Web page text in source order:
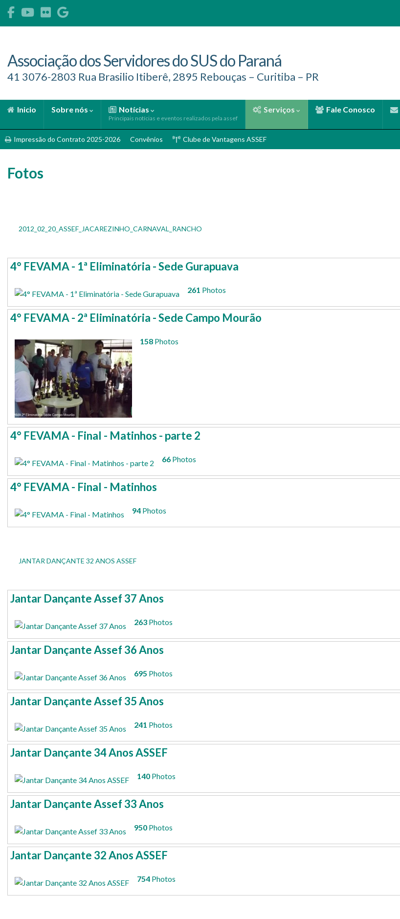
Associação dos Servidores do SUS do Paraná
41 3076-2803 Rua Brasilio Itiberê, 2895 Rebouças – Curitiba – PR
Inicio Sobre nós Notícias
Principais notícias e eventos realizados pela assef
Serviços Fale Conosco
Impressão do Contrato 2025-2026 Convênios Clube de Vantagens ASSEF
Fotos
2012_02_20_ASSEF_JACAREZINHO_CARNAVAL_RANCHO
4° FEVAMA - 1ª Eliminatória - Sede Gurapuava
261 Photos
4° FEVAMA - 2ª Eliminatória - Sede Campo Mourão
158 Photos
4° FEVAMA - Final - Matinhos - parte 2
66 Photos
4° FEVAMA - Final - Matinhos
94 Photos
JANTAR DANÇANTE 32 ANOS ASSEF
Jantar Dançante Assef 37 Anos
263 Photos
Jantar Dançante Assef 36 Anos
695 Photos
Jantar Dançante Assef 35 Anos
241 Photos
Jantar Dançante 34 Anos ASSEF
140 Photos
Jantar Dançante Assef 33 Anos
950 Photos
Jantar Dançante 32 Anos ASSEF
754 Photos